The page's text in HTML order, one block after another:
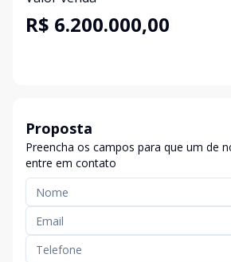
R$ 6.200.000,00
Proposta
Preencha os campos para que um de
entre em contato